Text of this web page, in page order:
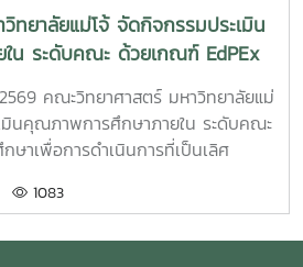
ทยาลัยแม่โจ้ จัดกิจกรรมประเมิน
น ระดับคณะ ด้วยเกณฑ์ EdPEx
คณะวิทยาศาสตร์ มหาวิทยาลัยแม่
มินคุณภาพการศึกษาภายใน ระดับคณะ
าเพื่อการดำเนินการที่เป็นเลิศ
2568 เพื่อทบทวนผลการดำเนินงาน
1083